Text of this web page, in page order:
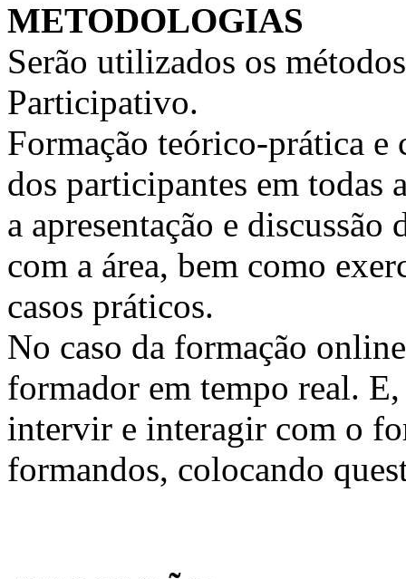
METODOLOGIAS
Serão utilizados os
Participativo.
Formação teórico-prática e
dos participantes em todas
a apresentação e
com a área, bem como
casos práticos.
No caso da formação
formador em tempo real.
intervir e interagir com o
formandos, colocando